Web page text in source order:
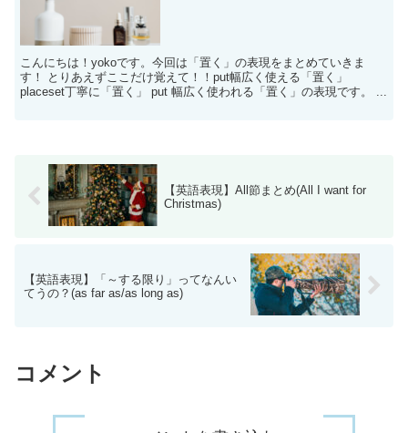
こんにちは！yokoです。今回は「置く」の表現をまとめていきま
す！ とりあえずここだけ覚えて！！put幅広く使える「置く」
placeset丁寧に「置く」 put 幅広く使われる「置く」の表現です。 ...
【英語表現】All節まとめ(All I want for
Christmas)
【英語表現】「～する限り」ってなんい
てうの？(as far as/as long as)
コメント